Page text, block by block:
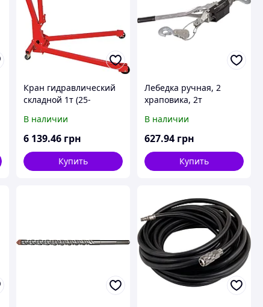
Кран гидравлический
складной 1т (25-
В наличии
6 139.46 грн
Купить
Лебедка ручная, 2
храповика, 2т
В наличии
627.94 грн
Купить